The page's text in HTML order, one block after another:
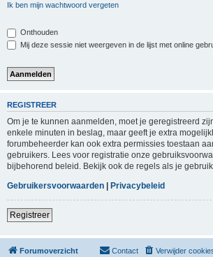
Ik ben mijn wachtwoord vergeten
Onthouden
Mij deze sessie niet weergeven in de lijst met online
REGISTREER
Om je te kunnen aanmelden, moet je geregistreerd
enkele minuten in beslag, maar geeft je extra
forumbeheerder kan ook extra permissies toestaan
gebruikers. Lees voor registratie onze
bijbehorend beleid. Bekijk ook de regels als je
Gebruikersvoorwaarden | Privacybeleid
Registreer
Forumoverzicht Verwijder
Contact